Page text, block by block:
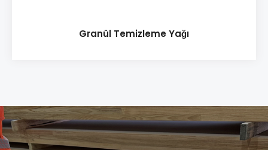
Granül Temizleme Yağı